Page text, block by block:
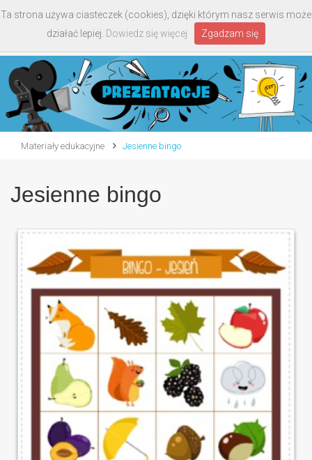
Materiały edukacyjne Jesienne bingo
Jesienne bingo
Ta strona używa ciasteczek (cookies), dzięki którym nasz serwis może
działać lepiej. Dowiedz się więcej Zgadzam się